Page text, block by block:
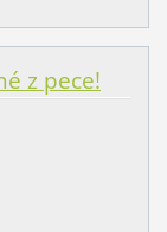
z pece!